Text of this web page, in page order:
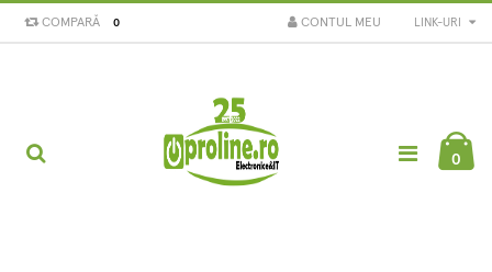
COMPARĂ 0 LINK-URI
CONTUL MEU
0